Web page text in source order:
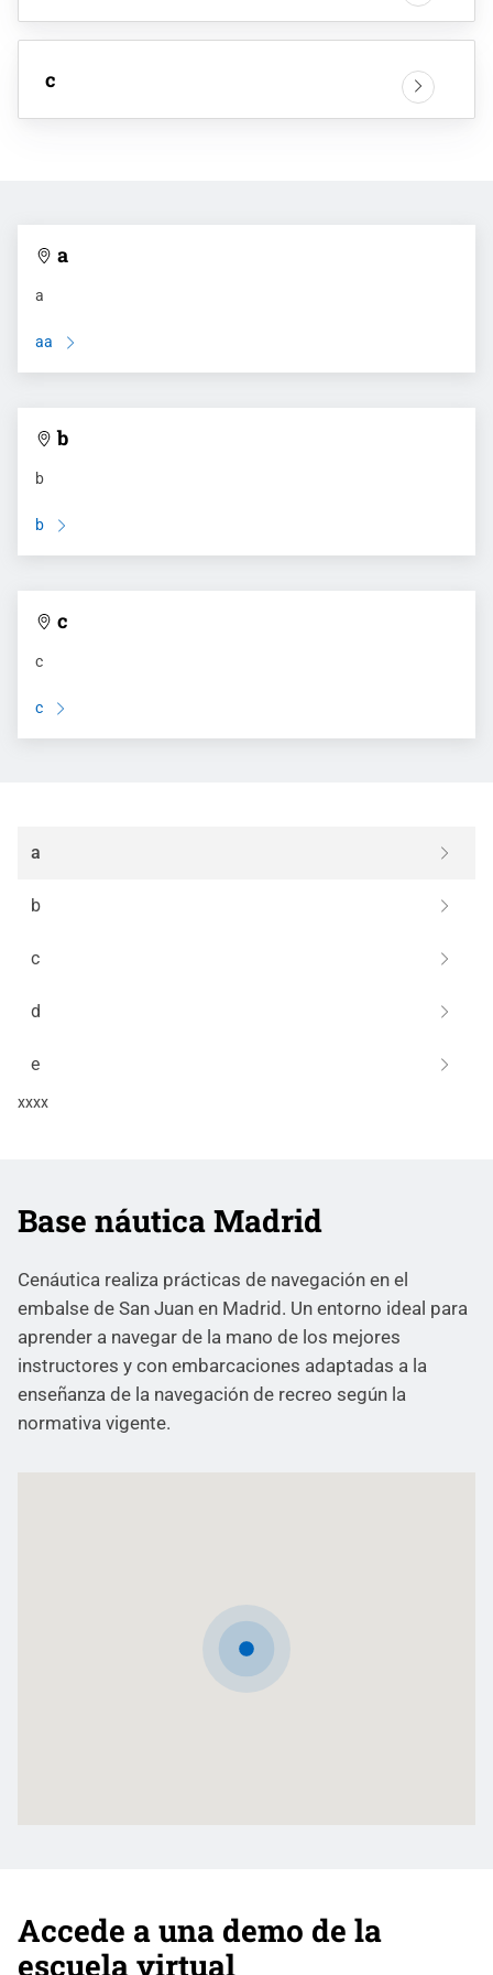
c
a
a
aa
b
b
b
c
c
c
a
b
c
d
e
xxxx
Base náutica Madrid
Cenáutica realiza prácticas de navegación en el
embalse de San Juan en Madrid. Un entorno ideal para
aprender a navegar de la mano de los mejores
instructores y con embarcaciones adaptadas a la
enseñanza de la navegación de recreo según la
normativa vigente.
Accede a una demo de la
escuela virtual